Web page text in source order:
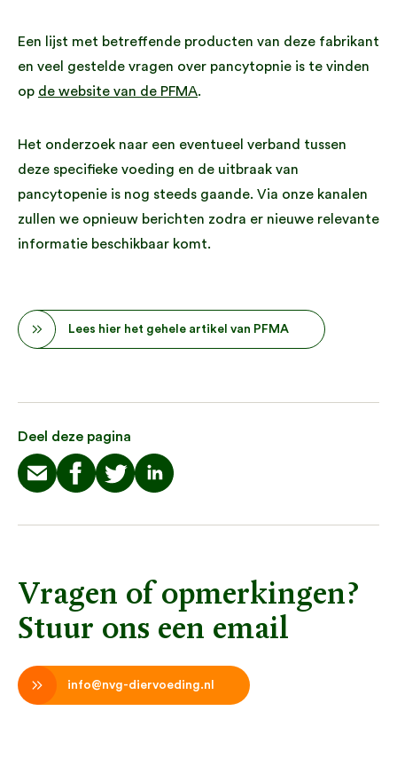
Een lijst met betreffende producten van deze fabrikant
en veel gestelde vragen over pancytopnie is te vinden
op de website van de PFMA.
Het onderzoek naar een eventueel verband tussen
deze specifieke voeding en de uitbraak van
pancytopenie is nog steeds gaande. Via onze kanalen
zullen we opnieuw berichten zodra er nieuwe relevante
informatie beschikbaar komt.
Lees hier het gehele artikel van PFMA
Deel deze pagina
Vragen of opmerkingen?
Stuur ons een email
info@nvg-diervoeding.nl